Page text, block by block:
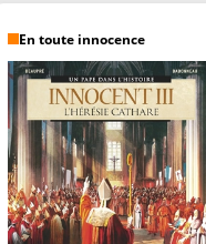
En toute innocence